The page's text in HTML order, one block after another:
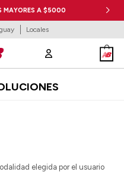
MAYORES A $5000
Locales
elegida por el usuario